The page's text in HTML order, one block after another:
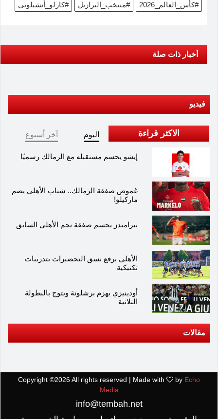
#كارلو_أنشيلوتي #منتخب_البرازيل #كأس_العالم_2026
أخبار ذات صلة
فيديو
الاكثر قراءة اليوم آخر أسبوع
إيشو يحسم مستقبله مع الزمالك رسميًا
غموض صفقة الزمالك.. شباب الأهلي يضم
ماركيلو!
بيراميدز يحسم صفقة نجم الأهلي السابق
الأهلي يرفع نسق التحضيرات بتدريبات
تكتيكية
أودينيزي يهزم برشلونة ويتوج بالبطولة
الثلاثية
مقالات
Copyright ©2026 All rights reserved | Made with by Echo
Media
info@tembah.net